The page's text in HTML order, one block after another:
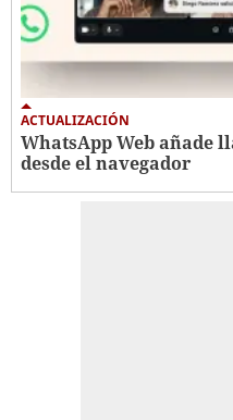
ACTUALIZACIÓN
WhatsApp Web añade
desde el navegador